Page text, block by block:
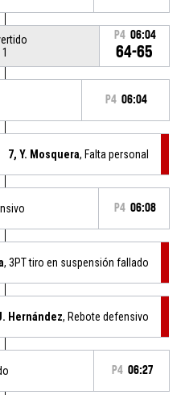
P4 06:04
64-65
P4 06:04
7, Y. Mosquera, Falta personal
P4 06:08
, 3PT tiro en suspensión fallado
Hernández, Rebote defensivo
P4 06:27